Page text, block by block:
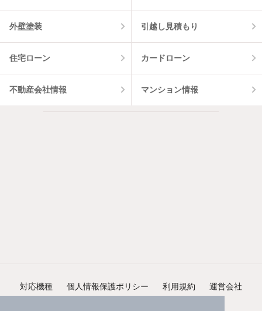
外壁塗装 引越し見積もり
住宅ローン カードローン
不動産会社情報 マンション情報
対応機種 個人情報保護ポリシー 利用規約 運営会社